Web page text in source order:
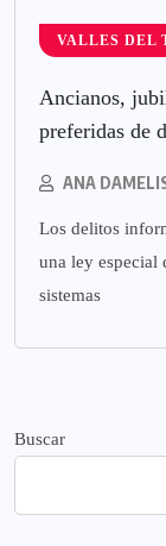
VALLES DEL
Ancianos,
preferidas de
ANA
Los delitos
una ley especial
sistemas
Buscar